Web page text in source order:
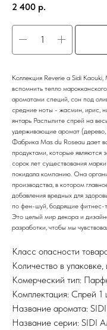
2 400 р.
Коллекция Reverie a Sidi
вспомнить тепло
ароматами специй, сон под
средние ноты - жасмин, ирис,
янтарь Распылите спрей на
удерживающие аромат (дерево,
Фабрика Mas du Roseau дает
продуктами, которые являются
сорок лет существования
покидала компанию. Она
производства, в котором
добавления вредных для
по фен-шуй, бодрящие фитнес-
Это целый мир декора и
разработки, чтобы мы
Класс опасности
Количество в упаковке,
Комерческий тип:
Комплектация: Спрей 1
Название аромата:
Название серии: SIDI